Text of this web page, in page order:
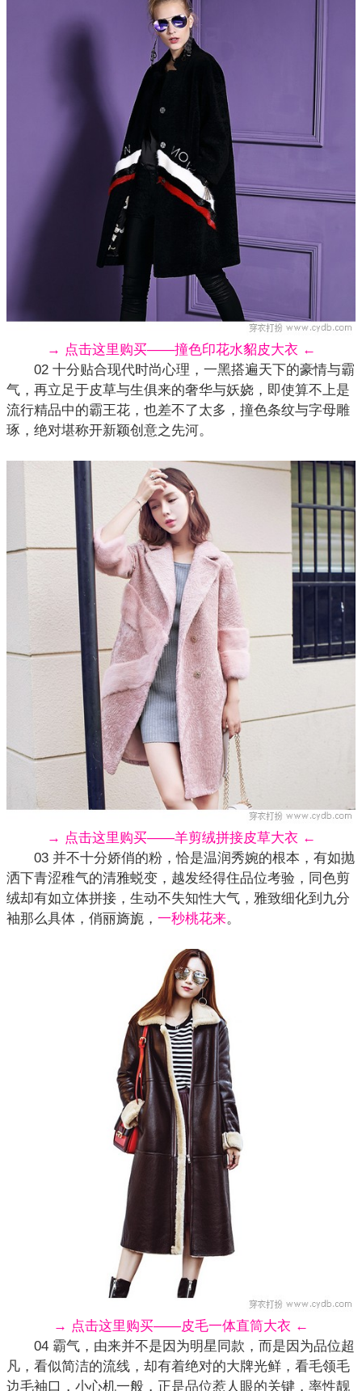
→ 点击这里购买——撞色印花水貂皮大衣 ←
02 十分贴合现代时尚心理，一黑搭遍天下的豪情与霸
气，再立足于皮草与生俱来的奢华与妖娆，即使算不上是
流行精品中的霸王花，也差不了太多，撞色条纹与字母雕
琢，绝对堪称开新颖创意之先河。
→ 点击这里购买——羊剪绒拼接皮草大衣 ←
03 并不十分娇俏的粉，恰是温润秀婉的根本，有如抛
洒下青涩稚气的清雅蜕变，越发经得住品位考验，同色剪
绒却有如立体拼接，生动不失知性大气，雅致细化到九分
袖那么具体，俏丽旖旎， 一秒桃花来。
→ 点击这里购买——皮毛一体直筒大衣 ←
04 霸气，由来并不是因为明星同款，而是因为品位超
凡，看似简洁的流线，却有着绝对的大牌光鲜，看毛领毛
边毛袖口，小心机一般，正是品位惹人眼的关键，率性靓